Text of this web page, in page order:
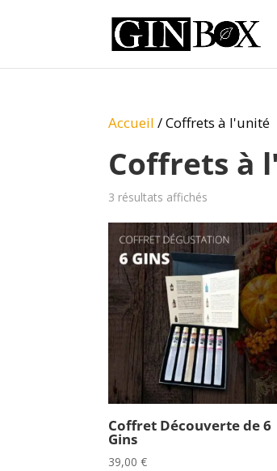
Accueil / Coffrets à l'unité
Coffrets à
3 résultats affichés
Coffret Découverte de 6
Gins
39,00€